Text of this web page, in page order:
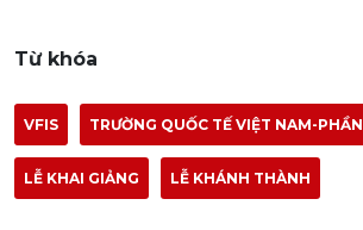
Từ khóa
VFIS TRƯỜNG QUỐC TẾ VIỆT NAM-
LỄ KHAI GIẢNG LỄ KHÁNH THÀNH